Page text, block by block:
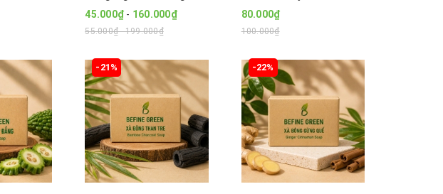
45.000₫ - 160.000₫
55.000₫ - 199.000₫
80.000₫
100.000₫
-21% -22%